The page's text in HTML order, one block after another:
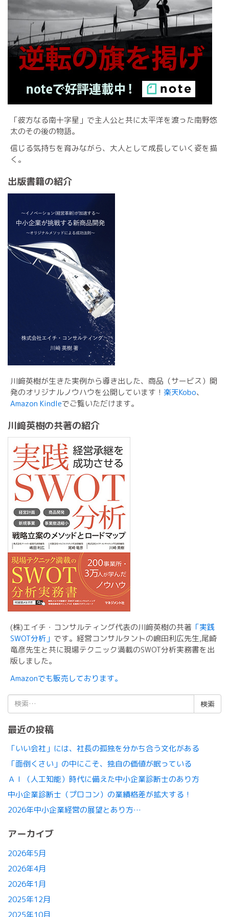
「彼方なる南十字星」で主人公と共に太平洋を渡った南野悠
太のその後の物語。
信じる気持ちを育みながら、大人として成長していく姿を描
く。
出版書籍の紹介
川﨑英樹が生きた実例から導き出した、商品（サービス）開
発のオリジナルノウハウを公開しています！ 楽天Kobo、
Amazon Kindleでご覧いただけます。
川﨑英樹の共著の紹介
(株)エイチ・コンサルティング代表の川﨑英樹の共著 「実践
SWOT分析」 です。経営コンサルタントの嶋田利広先生,尾崎
竜彦先生と共に現場テクニック満載のSWOT分析実務書を出
版しました。
Amazonでも販売しております。
検
索:
最近の投稿
「いい会社」には、社長の孤独を分かち合う文化がある
「面倒くさい」の中にこそ、独自の価値が眠っている
ＡＩ（人工知能）時代に備えた中小企業診断士のあり方
中小企業診断士（プロコン）の業績格差が拡大する！
2026年中小企業経営の展望とあり方…
アーカイブ
2026年5月
2026年4月
2026年1月
2025年12月
2025年10月